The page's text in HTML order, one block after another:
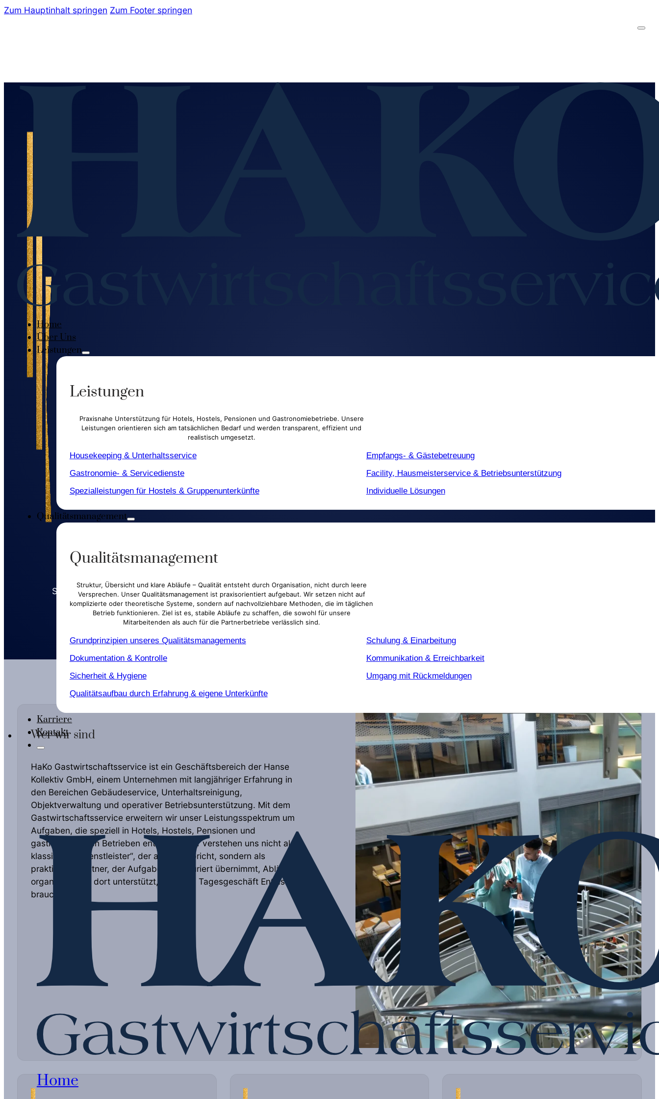
Zum Hauptinhalt springen Zum Footer springen
Home
Über Uns
Leistungen
Leistungen
Praxisnahe Unterstützung für Hotels, Hostels, Pensionen und Gastronomiebetriebe. Unsere
Leistungen orientieren sich am tatsächlichen Bedarf und werden transparent, effizient und
realistisch umgesetzt.
Housekeeping & Unterhaltsservice
Empfangs- & Gästebetreuung
Gastronomie- & Servicedienste
Facility, Hausmeisterservice & Betriebsunterstützung
Spezialleistungen für Hostels & Gruppenunterkünfte
Individuelle Lösungen
Qualitätsmanagement
Qualitätsmanagement
Struktur, Übersicht und klare Abläufe – Qualität entsteht durch Organisation, nicht durch leere
Versprechen. Unser Qualitätsmanagement ist praxisorientiert aufgebaut. Wir setzen nicht auf
komplizierte oder theoretische Systeme, sondern auf nachvollziehbare Methoden, die im täglichen
Betrieb funktionieren. Ziel ist es, stabile Abläufe zu schaffen, die sowohl für unsere
Mitarbeitenden als auch für die Partnerbetriebe verlässlich sind.
Grundprinzipien unseres Qualitätsmanagements
Schulung & Einarbeitung
Dokumentation & Kontrolle
Kommunikation & Erreichbarkeit
Sicherheit & Hygiene
Umgang mit Rückmeldungen
Qualitätsaufbau durch Erfahrung & eigene Unterkünfte
Karriere
Kontakt
Home
Über Uns
Solide Dienstleistungen. Klare Strukturen. Verlässliche
Zusammenarbeit.
Wer wir sind
HaKo Gastwirtschaftsservice ist ein Geschäftsbereich der Hanse
Kollektiv GmbH, einem Unternehmen mit langjähriger Erfahrung in
den Bereichen Gebäudeservice, Unterhaltsreinigung,
Objektverwaltung und operativer Betriebsunterstützung. Mit dem
Gastwirtschaftsservice erweitern wir unser Leistungsspektrum um
Aufgaben, die speziell in Hotels, Hostels, Pensionen und
gastronomischen Betrieben entstehen. Wir verstehen uns nicht als
klassischer „Dienstleister“, der alles verspricht, sondern als
praktischer Partner, der Aufgaben strukturiert übernimmt, Abläufe
organisiert und dort unterstützt, wo es im Tagesgeschäft Entlastung
braucht.